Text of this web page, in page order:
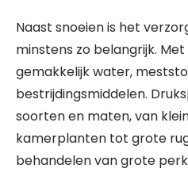
Naast snoeien is het
minstens zo belangrijk.
gemakkelijk water,
bestrijdingsmiddelen.
soorten en maten, van
kamerplanten tot grote
behandelen van grote